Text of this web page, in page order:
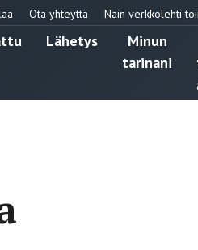
Ota yhteyttä Näin verkkolehti
Lähetys
Minun
tarinani